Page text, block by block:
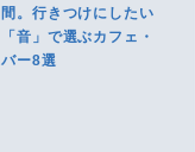
間。行きつけにしたい
「音」で選ぶカフェ・
バー8選